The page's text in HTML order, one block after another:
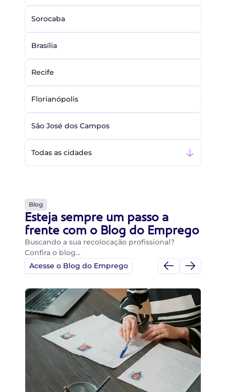
Sorocaba
Brasília
Recife
Florianópolis
São José dos Campos
Todas as cidades
Blog
Esteja sempre um passo a
frente com o Blog do Emprego
Buscando a sua recolocação profissional?
Confira o blog…
Acesse o Blog do Emprego